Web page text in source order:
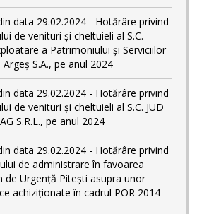
data 29.02.2024 - Hotărâre privind
de venituri și cheltuieli al S.C.
a Patrimoniului și Serviciilor
S.A., pe anul 2024
data 29.02.2024 - Hotărâre privind
de venituri și cheltuieli al S.C. JUD
S.R.L., pe anul 2024
data 29.02.2024 - Hotărâre privind
de administrare în favoarea
de Urgență Pitești asupra unor
achiziționate în cadrul POR 2014 –